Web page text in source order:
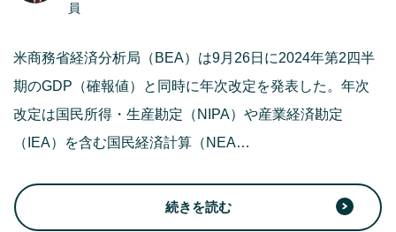
員
米商務省経済分析局（BEA）は9月26日に2024年第2四半
期のGDP（確報値）と同時に年次改定を発表した。年次
改定は国民所得・生産勘定（NIPA）や産業経済勘定
（IEA）を含む国民経済計算（NEA…
続きを読む